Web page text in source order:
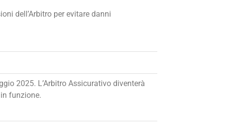
dell’Arbitro per evitare danni
2025. L’Arbitro Assicurativo diventerà
funzione.